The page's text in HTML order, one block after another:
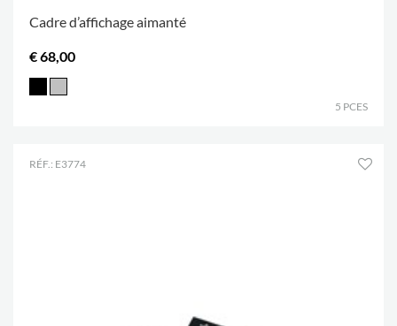
Cadre d’affichage aimanté
€ 68,00
5 PCES
RÉF.: E3774